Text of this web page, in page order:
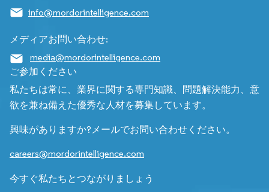
info@mordorintelligence.com
メディアお問い合わせ:
media@mordorintelligence.com
ご参加ください
私たちは常に、業界に関する専門知識、問題解決能力、意
欲を兼ね備えた優秀な人材を募集しています。
興味がありますか?メールでお問い合わせください。
careers@mordorintelligence.com
今すぐ私たちとつながりましょう